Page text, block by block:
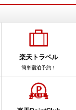
楽天トラベル
簡単宿泊予約！